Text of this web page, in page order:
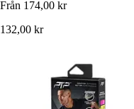
Från 174,00 kr
132,00 kr